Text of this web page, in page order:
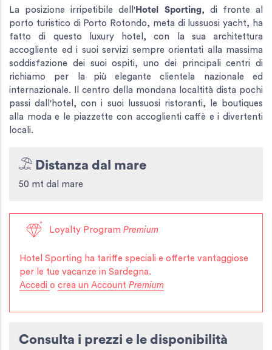
La posizione irripetibile dell' Hotel Sporting, di fronte al
porto turistico di Porto Rotondo, meta di lussuosi yacht, ha
fatto di questo luxury hotel, con la sua architettura
accogliente ed i suoi servizi sempre orientati alla massima
soddisfazione dei suoi ospiti, uno dei principali centri di
richiamo per la più elegante clientela nazionale ed
internazionale. Il centro della mondana localtità dista pochi
passi dall'hotel, con i suoi lussuosi ristoranti, le boutiques
alla moda e le piazzette con accoglienti caffè e i divertenti
locali.
Distanza dal mare
50 mt dal mare
Loyalty ProgramPremium
Hotel Sporting ha tariffe speciali e offerte vantaggiose
per le tue vacanze in Sardegna.
Accedi o crea un Account Premium
Consulta i prezzi e le disponibilità